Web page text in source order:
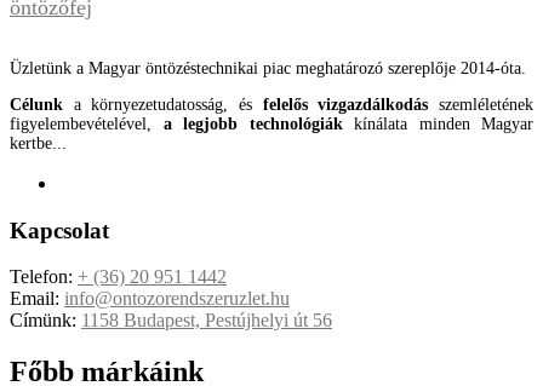
öntözőfej
Üzletünk a Magyar öntözéstechnikai piac meghatározó szereplője 2014-óta.
Célunk a környezetudatosság, és felelős vizgazdálkodás szemléletének
figyelembevételével, a legjobb technológiákkínálata minden Magyar
kertbe...
Kapcsolat
Telefon: + (36) 20 951 1442
Email: info@ontozorendszeruzlet.hu
Címünk: 1158 Budapest, Pestújhelyi út 56
Főbb márkáink